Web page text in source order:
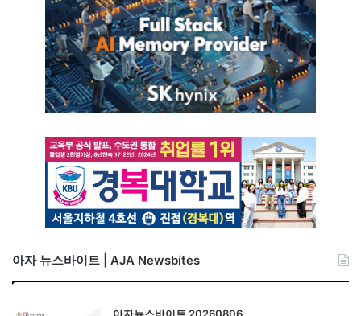
아자 뉴스바이트 | AJA Newsbites